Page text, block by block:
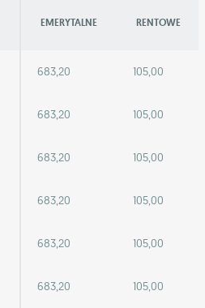
EMERYTALNE RENTOWE
683,20 105,00
683,20 105,00
683,20 105,00
683,20 105,00
683,20 105,00
683,20 105,00